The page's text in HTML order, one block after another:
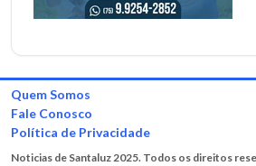
Quem Somos
Fale Conosco
Política de Privacidade
Noticias de Santaluz 2025. Todos os direitos